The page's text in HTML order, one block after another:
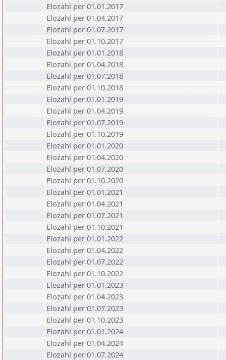
Elozahl per 01.01.2017
Elozahl per 01.04.2017
Elozahl per 01.07.2017
Elozahl per 01.10.2017
Elozahl per 01.01.2018
Elozahl per 01.04.2018
Elozahl per 01.07.2018
Elozahl per 01.10.2018
Elozahl per 01.01.2019
Elozahl per 01.04.2019
Elozahl per 01.07.2019
Elozahl per 01.10.2019
Elozahl per 01.01.2020
Elozahl per 01.04.2020
Elozahl per 01.07.2020
Elozahl per 01.10.2020
Elozahl per 01.01.2021
Elozahl per 01.04.2021
Elozahl per 01.07.2021
Elozahl per 01.10.2021
Elozahl per 01.01.2022
Elozahl per 01.04.2022
Elozahl per 01.07.2022
Elozahl per 01.10.2022
Elozahl per 01.01.2023
Elozahl per 01.04.2023
Elozahl per 01.07.2023
Elozahl per 01.10.2023
Elozahl per 01.01.2024
Elozahl per 01.04.2024
Elozahl per 01.07.2024